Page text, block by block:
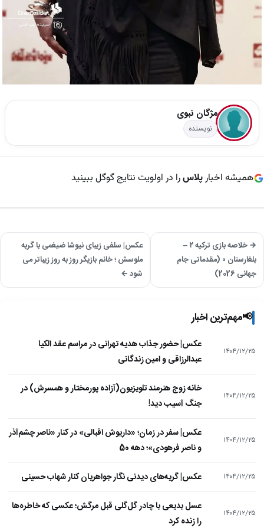
مژگان نبوی
نویسنده
همیشه اخبارپلاسرا در اولویت نتایج گوگل ببینید
→ خلاصه بازی ترکیه ۲ –
بلغارستان ۰ (مقدماتی جام
جهانی 2026)
عکس| سلفی زیبای نیوشا ضیغمی با گربه
ملوسش ؛ خانم بازیگر روز به روز زیباتر می
شود ←
📢مهم‌ترین اخبار
۱۴۰۴/۱۲/۲۵
عکس| حضور جذاب هدیه تهرانی در مراسم عقد الکیا
عبدالرزاقی و امین زندگانی
۱۴۰۴/۱۲/۲۵
خانه زوج هنرمند تلویزیون(آزاده پورمختار و همسرش) در
جنگ آسیب دید!
۱۴۰۴/۱۲/۲۵
عکس| سفر در زمان؛ «داریوش اقبالی» در کنار «ناصر چشم‌آذر
و ناصر فرهودی»؛ دهه 50
۱۴۰۴/۱۲/۲۵ عکس| گریه‌های دیدنی نگار جواهریان کنار شهاب حسینی
۱۴۰۴/۱۲/۲۵
عسل بدیعی با چادر گل‌گلی قبل مرگش؛ عکسی که خاطره‌ها
را زنده کرد